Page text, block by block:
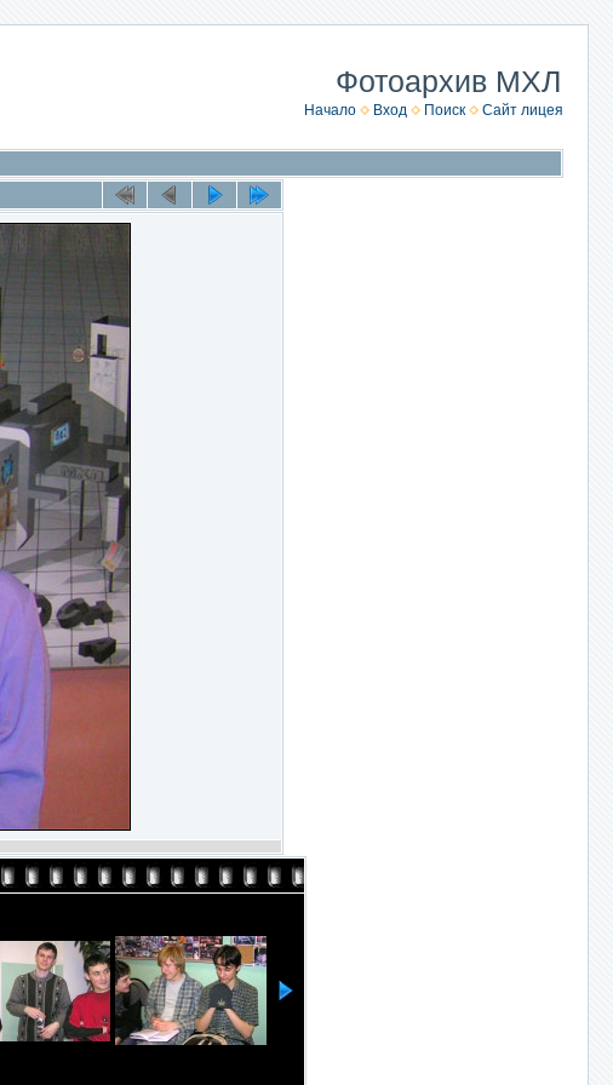
Фотоархив МХЛ
Начало Вход Поиск Сайт лицея